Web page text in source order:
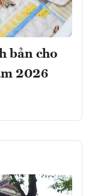
bản cho
2026